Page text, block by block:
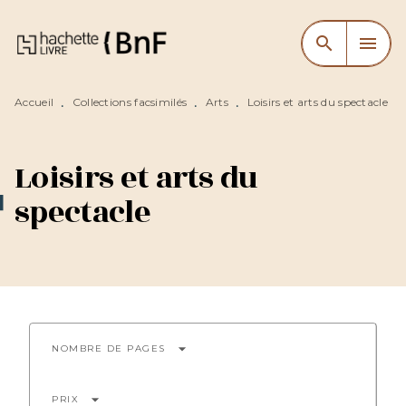
MENU RECHERCHE
CONTENU
search menu
Accueil • Collections facsimilés • Arts • Loisirs et arts du spectacle
Loisirs et arts du
spectacle
NOMBRE DE PAGES arrow_drop_down
PRIX arrow_drop_down